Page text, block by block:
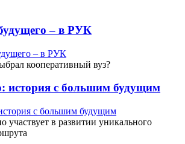
– в РУК
кооперативный вуз?
история с большим будущим
участвует в развитии уникального